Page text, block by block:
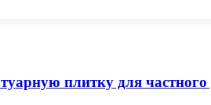
плитку для